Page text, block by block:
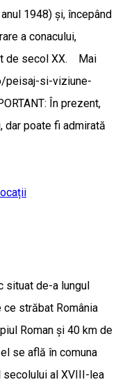
1948) şi, începând
a conacului,
de secol XX. Mai
peisaj-si-viziune-
În prezent,
dar poate fi admirată
situat de-a lungul
ce străbat România
Roman și 40 km de
se află în comuna
secolului al XVIII-lea